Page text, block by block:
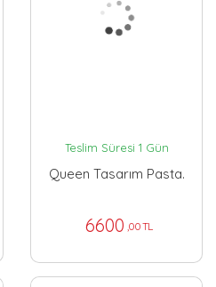
Teslim Süresi 1 Gün
Queen Tasarım Pasta.
6600 ,00 TL